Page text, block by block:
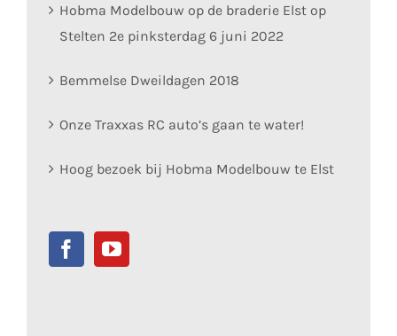
Hobma Modelbouw op de braderie Elst op
Stelten 2e pinksterdag 6 juni 2022
Bemmelse Dweildagen 2018
Onze Traxxas RC auto’s gaan te water!
Hoog bezoek bij Hobma Modelbouw te Elst